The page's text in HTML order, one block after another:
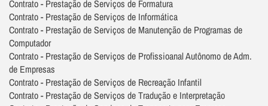
Contrato - Prestação de Serviços de Formatura
Contrato - Prestação de Serviços de Informática
Contrato - Prestação de Serviços de Manutenção de Programas de
Computador
Contrato - Prestação de Serviços de Profissioanal Autônomo de Adm.
de Empresas
Contrato - Prestação de Serviços de Recreação Infantil
Contrato - Prestação de Serviços de Tradução e Interpretação